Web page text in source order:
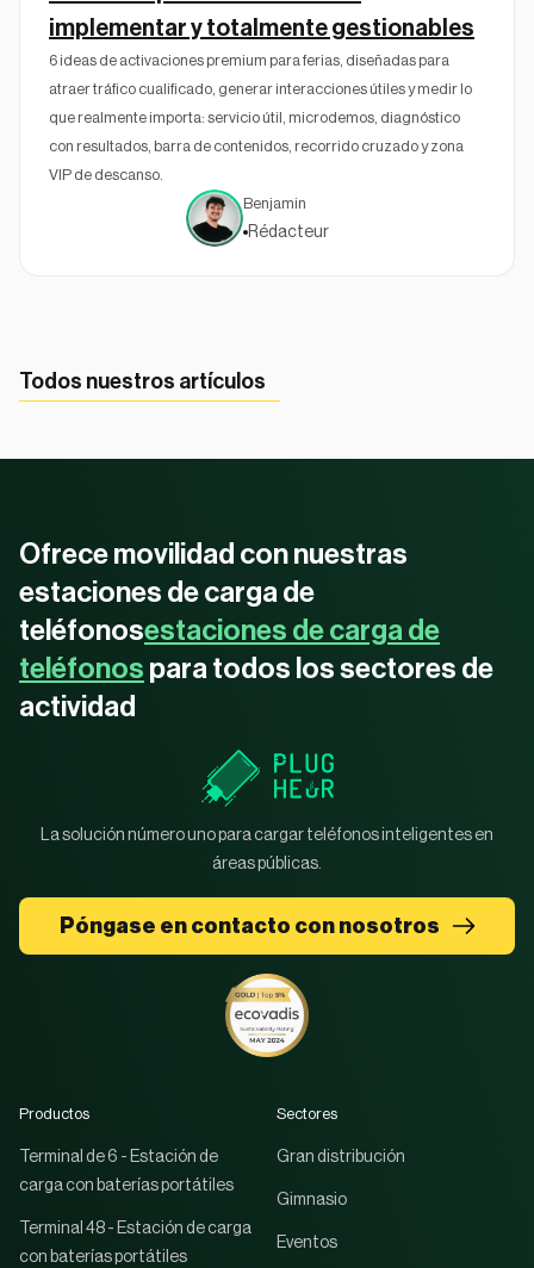
implementar y totalmente gestionables
6 ideas de activaciones premium para ferias, diseñadas para
atraer tráfico cualificado, generar interacciones útiles y medir lo
que realmente importa: servicio útil, microdemos, diagnóstico
con resultados, barra de contenidos, recorrido cruzado y zona
VIP de descanso.
Benjamin
Rédacteur
Todos nuestros artículos
Ofrece movilidad con nuestras
estaciones de carga de
teléfonosestaciones de carga de
teléfonos para todos los sectores de
actividad
La solución número uno para cargar teléfonos inteligentes en
áreas públicas.
Póngase en contacto con nosotros
Productos
Terminal de 6 - Estación de
carga con baterías portátiles
Terminal 48 - Estación de carga
con baterías portátiles
Sectores
Gran distribución
Gimnasio
Eventos